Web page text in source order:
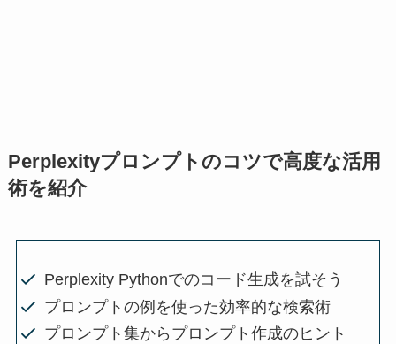
Perplexityプロンプトのコツで高度な活用
術を紹介
Perplexity Pythonでのコード生成を試そう
プロンプトの例を使った効率的な検索術
プロンプト集からプロンプト作成のヒント